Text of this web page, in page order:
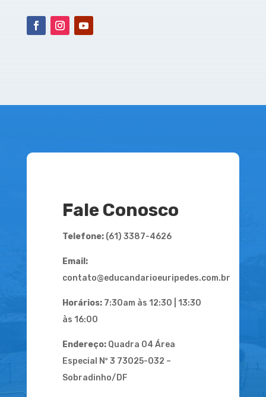
Fale Conosco
Telefone:(61) 3387-4626
Email:
contato@educandarioeuripedes.com.br
Horários:7:30am às 12:30 | 13:30
às 16:00
Endereço:Quadra 04 Área
Especial Nº 3 73025-032 –
Sobradinho/DF